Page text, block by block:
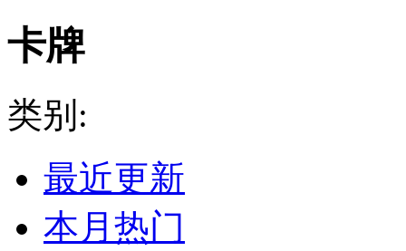
卡牌
类别:
最近更新
本月热门